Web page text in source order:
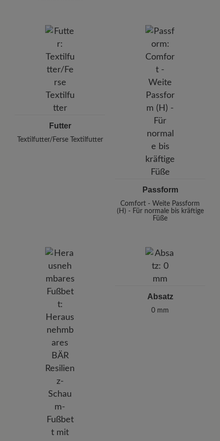
Futter
Textilfutter/Ferse Textilfutter
Passform
Comfort - Weite Passform
(H) - Für normale bis kräftige
Füße
Absatz
0 mm